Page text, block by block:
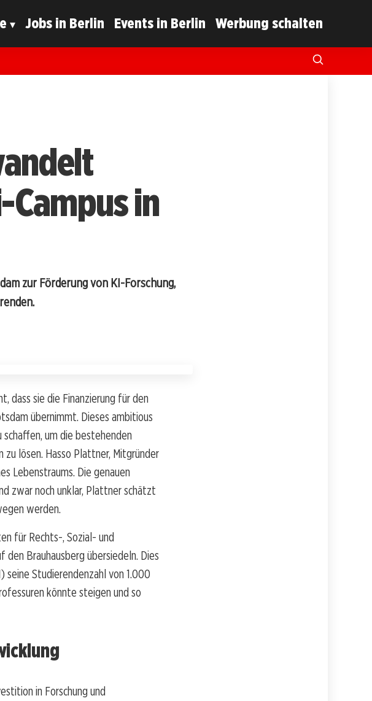
Jobs in Berlin Events in Berlin Werbung schalten
Campus in
zur Förderung von KI-Forschung,
dass sie die Finanzierung für den
übernimmt. Dieses ambitious
um die bestehenden
lösen. Hasso Plattner, Mitgründer
Lebenstraums. Die genauen
zwar noch unklar, Plattner schätzt
werden.
für Rechts-, Sozial- und
Brauhausberg übersiedeln. Dies
Studierendenzahl von 1.000
könnte steigen und so
in Forschung und